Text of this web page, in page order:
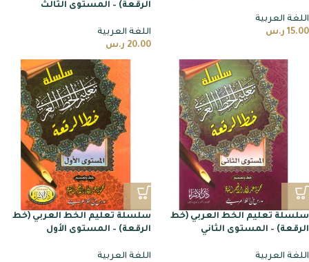
اللغة العربية
15.00 ر.س
الرقعة) – المستوى الثالث
اللغة العربية
20.00 ر.س
سلسلة تعليم الخط العربي (خط
الرقعة) – المستوى الثاني
اللغة العربية
سلسلة تعليم الخط العربي (خط
الرقعة) – المستوى الأول
اللغة العربية